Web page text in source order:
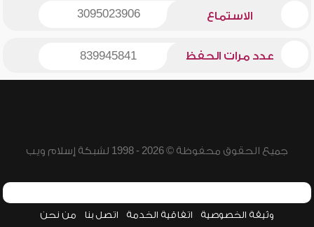
الاستماع 3095023906
عدد مرات الحفظ 839945841
جميع الحقوق محفوظة © 2026 - 1998 لشبكة إسلام ويب
وثيقة الخصوصية اتفاقية الخدمة اتصل بنا من نحن